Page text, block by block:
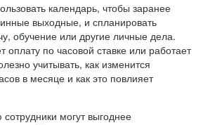
календарь, чтобы заранее
выходные, и спланировать
обучение или другие личные дела.
оплату по часовой ставке или работает
учитывать, как изменится
в месяце и как это повлияет
могут выгоднее